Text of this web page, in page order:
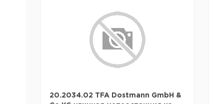
20.2034.02 TFA Dostmann GmbH &